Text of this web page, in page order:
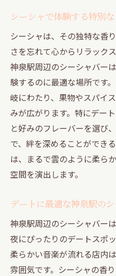
シーシャで体験する特別
シーシャは、その独特な香
さを忘れて心からリラック
神泉駅周辺のシーシャバー
験するのに最適な場所です
岐にわたり、果物やスパイ
みが広がります。特にデー
と好みのフレーバーを選び
で、絆を深めることができ
は、まるで雲のように柔ら
空間を演出します。
デートに最適な神泉駅の
神泉駅周辺のシーシャバー
夜にぴったりのデートスポ
柔らかい音楽が流れる店内
雰囲気です。シーシャの香